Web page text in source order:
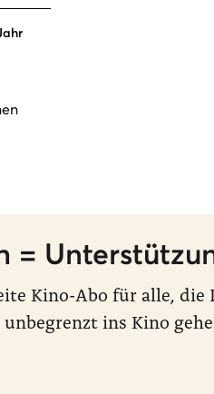
=
Kino-Abo für alle,
ins Kino